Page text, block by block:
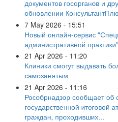
документов госорганов и
обновлении
7 May 2026 - 15:51
Новый онлайн-сервис
административной
21 Apr 2026 - 11:20
Клиники смогут выдавать
самозанятым
21 Apr 2026 - 11:16
Рособрнадзор сообщает об
государственной итоговой
граждан, проходивших...